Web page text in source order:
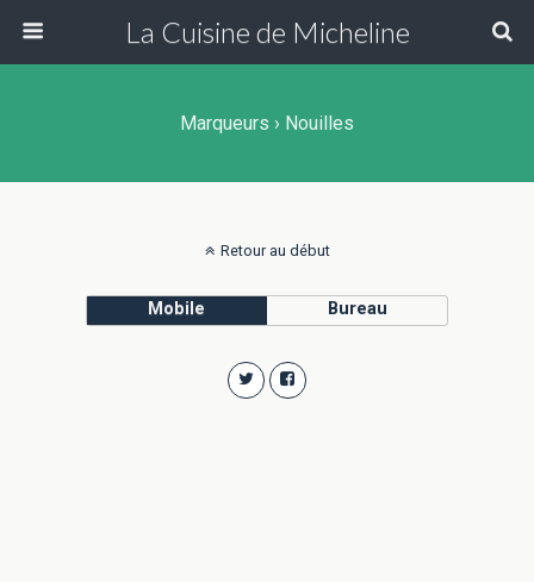
La Cuisine de Micheline
Marqueurs › Nouilles
Retour au début
Mobile Bureau